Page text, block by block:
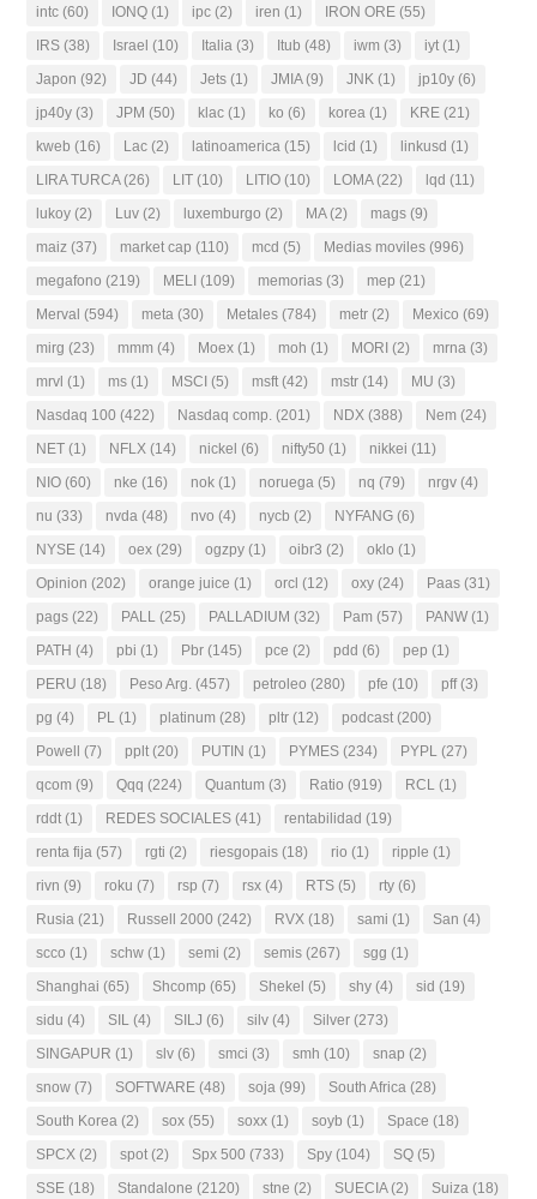
intc (60) IONQ (1) ipc (2) iren (1) IRON ORE (55)
IRS (38) Israel (10) Italia (3) Itub (48) iwm (3) iyt (1)
Japon (92) JD (44) Jets (1) JMIA(9) JNK (1) jp10y (6)
jp40y (3) JPM (50) klac (1) ko (6) korea (1) KRE (21)
kweb (16) Lac (2) latinoamerica (15) lcid (1) linkusd (1)
LIRA TURCA(26) LIT (10) LITIO (10) LOMA(22) lqd (11)
lukoy (2) Luv (2) luxemburgo (2) MA(2) mags (9)
maiz (37) market cap (110) mcd (5) Medias moviles (996)
megafono (219) MELI (109) memorias (3) mep (21)
Merval (594) meta (30) Metales (784) metr (2) Mexico (69)
mirg (23) mmm (4) Moex (1) moh (1) MORI (2) mrna (3)
mrvl (1) ms (1) MSCI (5) msft (42) mstr (14) MU (3)
Nasdaq 100 (422) Nasdaq comp. (201) NDX (388) Nem (24)
NET (1) NFLX (14) nickel (6) nifty50 (1) nikkei (11)
NIO (60) nke (16) nok (1) noruega (5) nq (79) nrgv (4)
nu (33) nvda (48) nvo (4) nycb (2) NYFANG (6)
NYSE (14) oex (29) ogzpy (1) oibr3 (2) oklo (1)
Opinion (202) orange juice (1) orcl (12) oxy (24) Paas (31)
pags (22) PALL (25) PALLADIUM (32) Pam (57) PANW (1)
PATH (4) pbi (1) Pbr (145) pce (2) pdd (6) pep (1)
PERU (18) Peso Arg. (457) petroleo (280) pfe (10) pff(3)
pg (4) PL (1) platinum (28) pltr (12) podcast (200)
Powell (7) pplt (20) PUTIN (1) PYMES (234) PYPL (27)
qcom (9) Qqq (224) Quantum (3) Ratio (919) RCL (1)
rddt (1) REDES SOCIALES (41) rentabilidad (19)
renta fija (57) rgti (2) riesgopais (18) rio (1) ripple (1)
rivn (9) roku (7) rsp (7) rsx (4) RTS (5) rty (6)
Rusia (21) Russell 2000 (242) RVX (18) sami (1) San (4)
scco (1) schw (1) semi (2) semis (267) sgg (1)
Shanghai (65) Shcomp (65) Shekel (5) shy (4) sid (19)
sidu (4) SIL (4) SILJ (6) silv (4) Silver (273)
SINGAPUR (1) slv (6) smci (3) smh (10) snap (2)
snow (7) SOFTWARE (48) soja (99) South Africa (28)
South Korea (2) sox (55) soxx (1) soyb (1) Space (18)
SPCX (2) spot (2) Spx 500 (733) Spy (104) SQ (5)
SSE (18) Standalone (2120) stne (2) SUECIA(2) Suiza (18)